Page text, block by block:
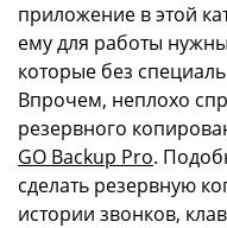
приложение в этой
ему для работы
которые без
Впрочем, неплохо
резервного
GO Backup Pro.
сделать резервную
истории звонков,